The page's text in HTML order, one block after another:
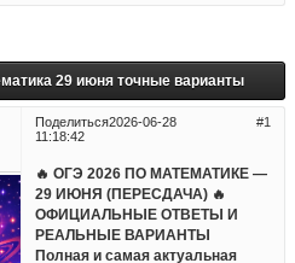
29 июня точные варианты
Поделиться 1
2026-06-28
11:18:42
🔥 ОГЭ 2026 ПО МАТЕМАТИКЕ —
29 ИЮНЯ (ПЕРЕСДАЧА) 🔥
ОФИЦИАЛЬНЫЕ ОТВЕТЫ И
РЕАЛЬНЫЕ ВАРИАНТЫ
Полная и самая актуальная